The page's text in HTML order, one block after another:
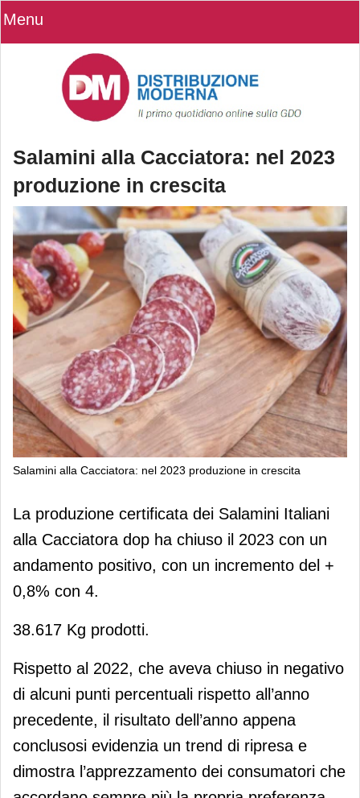
Menu
Salamini alla Cacciatora: nel 2023
produzione in crescita
Salamini alla Cacciatora: nel 2023 produzione in crescita
Salamini alla Cacciatora: nel 2023
produzione in crescita
La produzione certificata dei Salamini Italiani
alla Cacciatora dop ha chiuso il 2023 con un
andamento positivo, con un incremento del +
0,8% con 4.
38.617 Kg prodotti.
Rispetto al 2022, che aveva chiuso in negativo
di alcuni punti percentuali rispetto all’anno
precedente, il risultato dell’anno appena
conclusosi evidenzia un trend di ripresa e
dimostra l’apprezzamento dei consumatori che